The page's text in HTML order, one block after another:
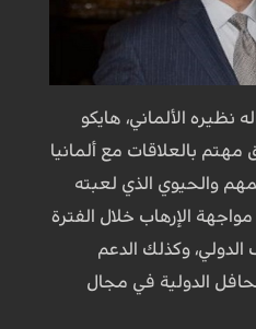
نظيره الألماني، هايكو
بالعلاقات مع ألمانيا
والحيوي الذي لعبته
الإرهاب خلال الفترة
وكذلك الدعم
الدولية في مجال